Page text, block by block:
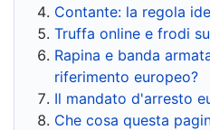
Contante: la regola
Truffa online e frodi
Rapina e banda
riferimento europeo?
Il mandato d'arresto
Che cosa questa